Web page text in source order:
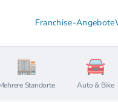
Franchise-Angebote
Standorte Auto & Bike